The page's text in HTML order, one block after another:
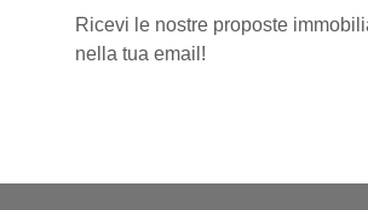
Ricevi le nostre proposte
nella tua email!